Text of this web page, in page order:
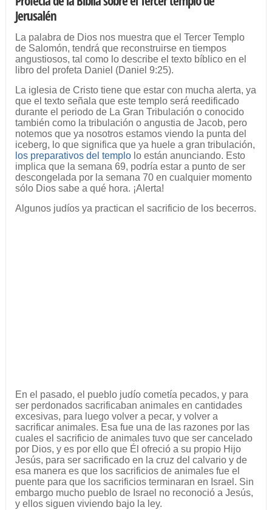
Jerusalén
La palabra de Dios nos muestra que el Tercer Templo
de Salomón, tendrá que reconstruirse en tiempos
angustiosos, tal como lo describe el texto bíblico en el
libro del profeta Daniel (Daniel 9:25).
La iglesia de Cristo tiene que estar con mucha alerta, ya
que el texto señala que este templo será reedificado
durante el periodo de La Gran Tribulación o conocido
también como la tribulación o angustia de Jacob, pero
notemos que ya nosotros estamos viendo la punta del
iceberg, lo que significa que ya huele a gran tribulación,
los preparativos del templolo están anunciando. Esto
implica que la semana 69, podría estar a punto de ser
descongelada por la semana 70 en cualquier momento
sólo Dios sabe a qué hora. ¡Alerta!
Algunos judíos ya practican el sacrificio de los becerros.
En el pasado, el pueblo judío cometía pecados, y para
ser perdonados sacrificaban animales en cantidades
excesivas, para luego volver a pecar, y volver a
sacrificar animales. Esa fue una de las razones por las
cuales el sacrificio de animales tuvo que ser cancelado
por Dios, y es por ello que Él ofreció a su propio Hijo
Jesús, para ser sacrificado en la cruz del calvario y de
esa manera es que los sacrificios de animales fue el
puente para que los sacrificios terminaran en Israel. Sin
embargo mucho pueblo de Israel no reconoció a Jesús,
y ellos siguen viviendo bajo la ley.